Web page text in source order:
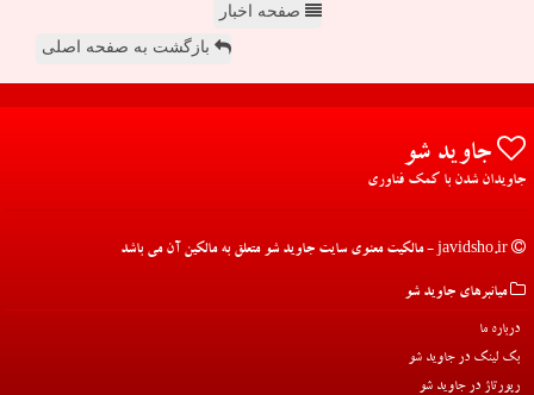
صفحه اخبار
بازگشت به صفحه اصلی
جاوید شو
جاویدان شدن با کمک فناوری
میانبرهای جاوید شو
درباره ما
بک لینک در جاوید شو
رپورتاژ در جاوید شو